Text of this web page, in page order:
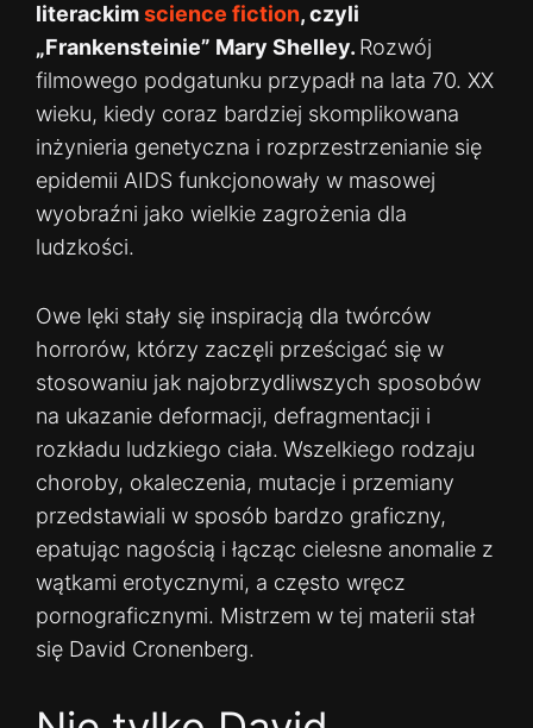
literackimscience fiction, czyli
„Frankensteinie” Mary Shelley. Rozwój
filmowego podgatunku przypadł na lata 70. XX
wieku, kiedy coraz bardziej skomplikowana
inżynieria genetyczna i rozprzestrzenianie się
epidemii AIDS funkcjonowały w masowej
wyobraźni jako wielkie zagrożenia dla
ludzkości.
Owe lęki stały się inspiracją dla twórców
horrorów, którzy zaczęli prześcigać się w
stosowaniu jak najobrzydliwszych sposobów
na ukazanie deformacji, defragmentacji i
rozkładu ludzkiego ciała. Wszelkiego rodzaju
choroby, okaleczenia, mutacje i przemiany
przedstawiali w sposób bardzo graficzny,
epatując nagością i łącząc cielesne anomalie z
wątkami erotycznymi, a często wręcz
pornograficznymi. Mistrzem w tej materii stał
się David Cronenberg.